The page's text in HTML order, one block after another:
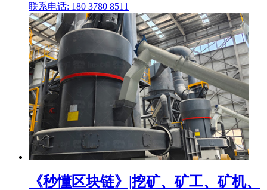
联系电话: 180 3780 8511
《秒懂区块链》|挖矿、矿工、矿机、